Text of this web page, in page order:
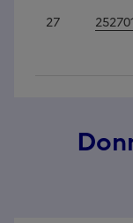
27